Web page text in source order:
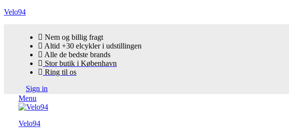
Velo94
Nem og billig fragt
Altid +30 elcykler i udstillingen
Alle de bedste brands
Stor butik i København
Ring til os
Sign in
Menu
Velo94